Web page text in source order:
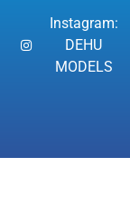
Instagram:
DEHU
MODELS